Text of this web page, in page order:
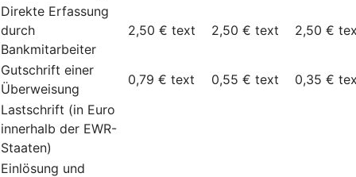
Direkte Erfassung
durch
Bankmitarbeiter
2,50 € text 2,50 € text 2,50 €
Gutschrift einer
Überweisung
0,79 € text 0,55 € text 0,35 €
Lastschrift (in Euro
innerhalb der EWR-
Staaten)
Einlösung und